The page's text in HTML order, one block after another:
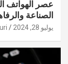
عصر الهواتف
الصناعة
يوليو 28, 2024